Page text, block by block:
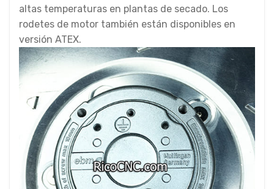
altas temperaturas en plantas de secado. Los
rodetes de motor también están disponibles en
versión ATEX.